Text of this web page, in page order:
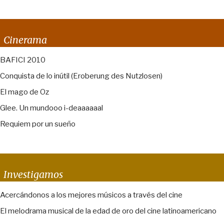
Cinerama
BAFICI 2010
Conquista de lo inútil (Eroberung des Nutzlosen)
El mago de Oz
Glee. Un mundooo i-deaaaaaal
Requiem por un sueño
Investigamos
Acercándonos a los mejores músicos a través del cine
El melodrama musical de la edad de oro del cine latinoamericano